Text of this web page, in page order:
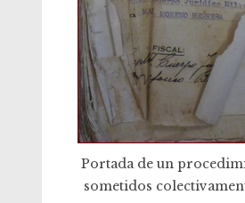
Portada de un
sometidos